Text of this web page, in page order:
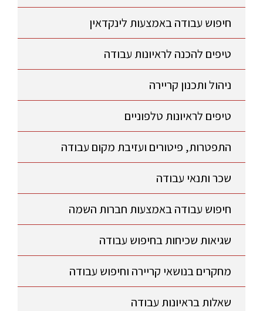
חיפוש עבודה באמצעות לינקדאין
טיפים להכנה לראיונות עבודה
ניהול ותכנון קריירה
טיפים לראיונות טלפוניים
התפטרות, פיטורים ועזיבת מקום עבודה
שכר ותנאי עבודה
חיפוש עבודה באמצעות חברות השמה
שגיאות שכיחות בחיפוש עבודה
מחקרים בנושאי קריירה וחיפוש עבודה
שאלות בראיונות עבודה